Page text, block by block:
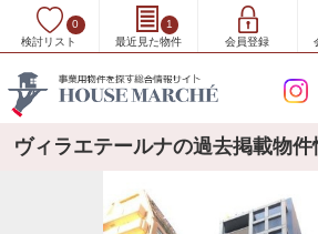
検討リスト
0
最近見た物件
1
会員登録
ヴィラエテールナの過去掲載物件